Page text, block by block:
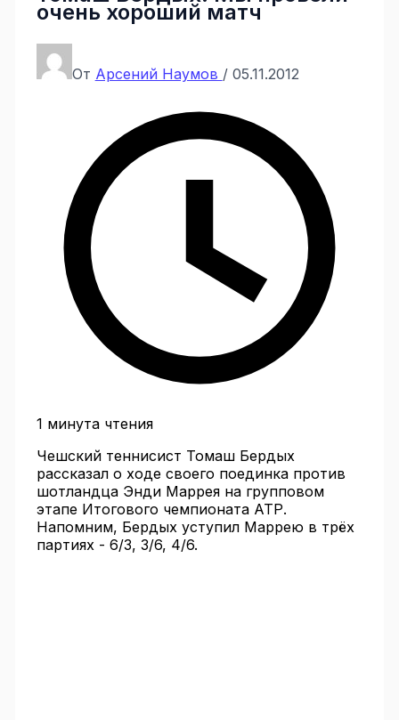
очень хороший матч
От Арсений Наумов / 05.11.2012
1 минута чтения
Чешский теннисист Томаш Бердых
рассказал о ходе своего поединка против
шотландца Энди Маррея на групповом
этапе Итогового чемпионата АТР.
Напомним, Бердых уступил Маррею в трёх
партиях - 6/3, 3/6, 4/6.